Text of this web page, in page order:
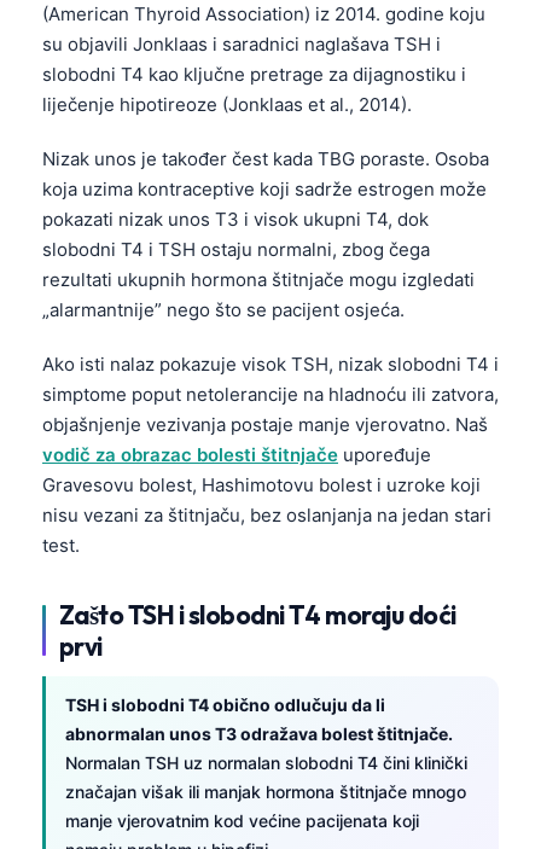
(American Thyroid Association) iz 2014. godine koju
su objavili Jonklaas i saradnici naglašava TSH i
slobodni T4 kao ključne pretrage za dijagnostiku i
liječenje hipotireoze (Jonklaas et al., 2014).
Nizak unos je također čest kada TBG poraste. Osoba
koja uzima kontraceptive koji sadrže estrogen može
pokazati nizak unos T3 i visok ukupni T4, dok
slobodni T4 i TSH ostaju normalni, zbog čega
rezultati ukupnih hormona štitnjače mogu izgledati
„alarmantnije” nego što se pacijent osjeća.
Ako isti nalaz pokazuje visok TSH, nizak slobodni T4 i
simptome poput netolerancije na hladnoću ili zatvora,
objašnjenje vezivanja postaje manje vjerovatno. Naš
vodič za obrazac bolesti štitnjače upoređuje
Gravesovu bolest, Hashimotovu bolest i uzroke koji
nisu vezani za štitnjaču, bez oslanjanja na jedan stari
test.
Zašto TSH i slobodni T4 moraju doći
prvi
TSH i slobodni T4 obično odlučuju da li
abnormalan unos T3 odražava bolest štitnjače.
Normalan TSH uz normalan slobodni T4 čini klinički
značajan višak ili manjak hormona štitnjače mnogo
manje vjerovatnim kod većine pacijenata koji